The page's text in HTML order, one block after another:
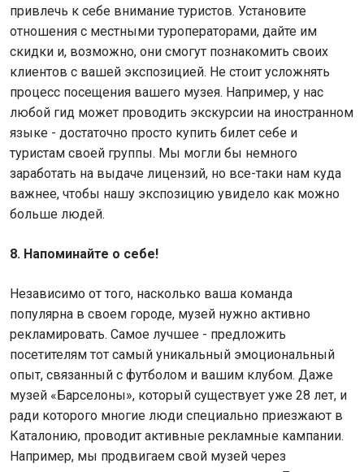
привлечь к себе внимание туристов. Установите
отношения с местными туроператорами, дайте им
скидки и, возможно, они смогут познакомить своих
клиентов с вашей экспозицией. Не стоит усложнять
процесс посещения вашего музея. Например, у нас
любой гид может проводить экскурсии на иностранном
языке - достаточно просто купить билет себе и
туристам своей группы. Мы могли бы немного
заработать на выдаче лицензий, но все-таки нам куда
важнее, чтобы нашу экспозицию увидело как можно
больше людей.
8. Напоминайте о себе!
Независимо от того, насколько ваша команда
популярна в своем городе, музей нужно активно
рекламировать. Самое лучшее - предложить
посетителям тот самый уникальный эмоциональный
опыт, связанный с футболом и вашим клубом. Даже
музей «Барселоны», который существует уже 28 лет, и
ради которого многие люди специально приезжают в
Каталонию, проводит активные рекламные кампании.
Например, мы продвигаем свой музей через